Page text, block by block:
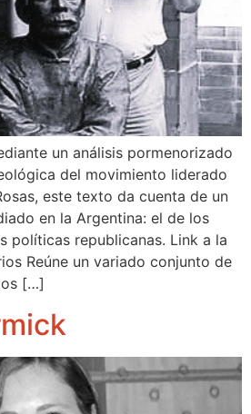
un análisis pormenorizado
del movimiento liderado
este texto da cuenta de un
en la Argentina: el de los
políticas republicanas. Link a la
Reúne un variado conjunto de
[…]